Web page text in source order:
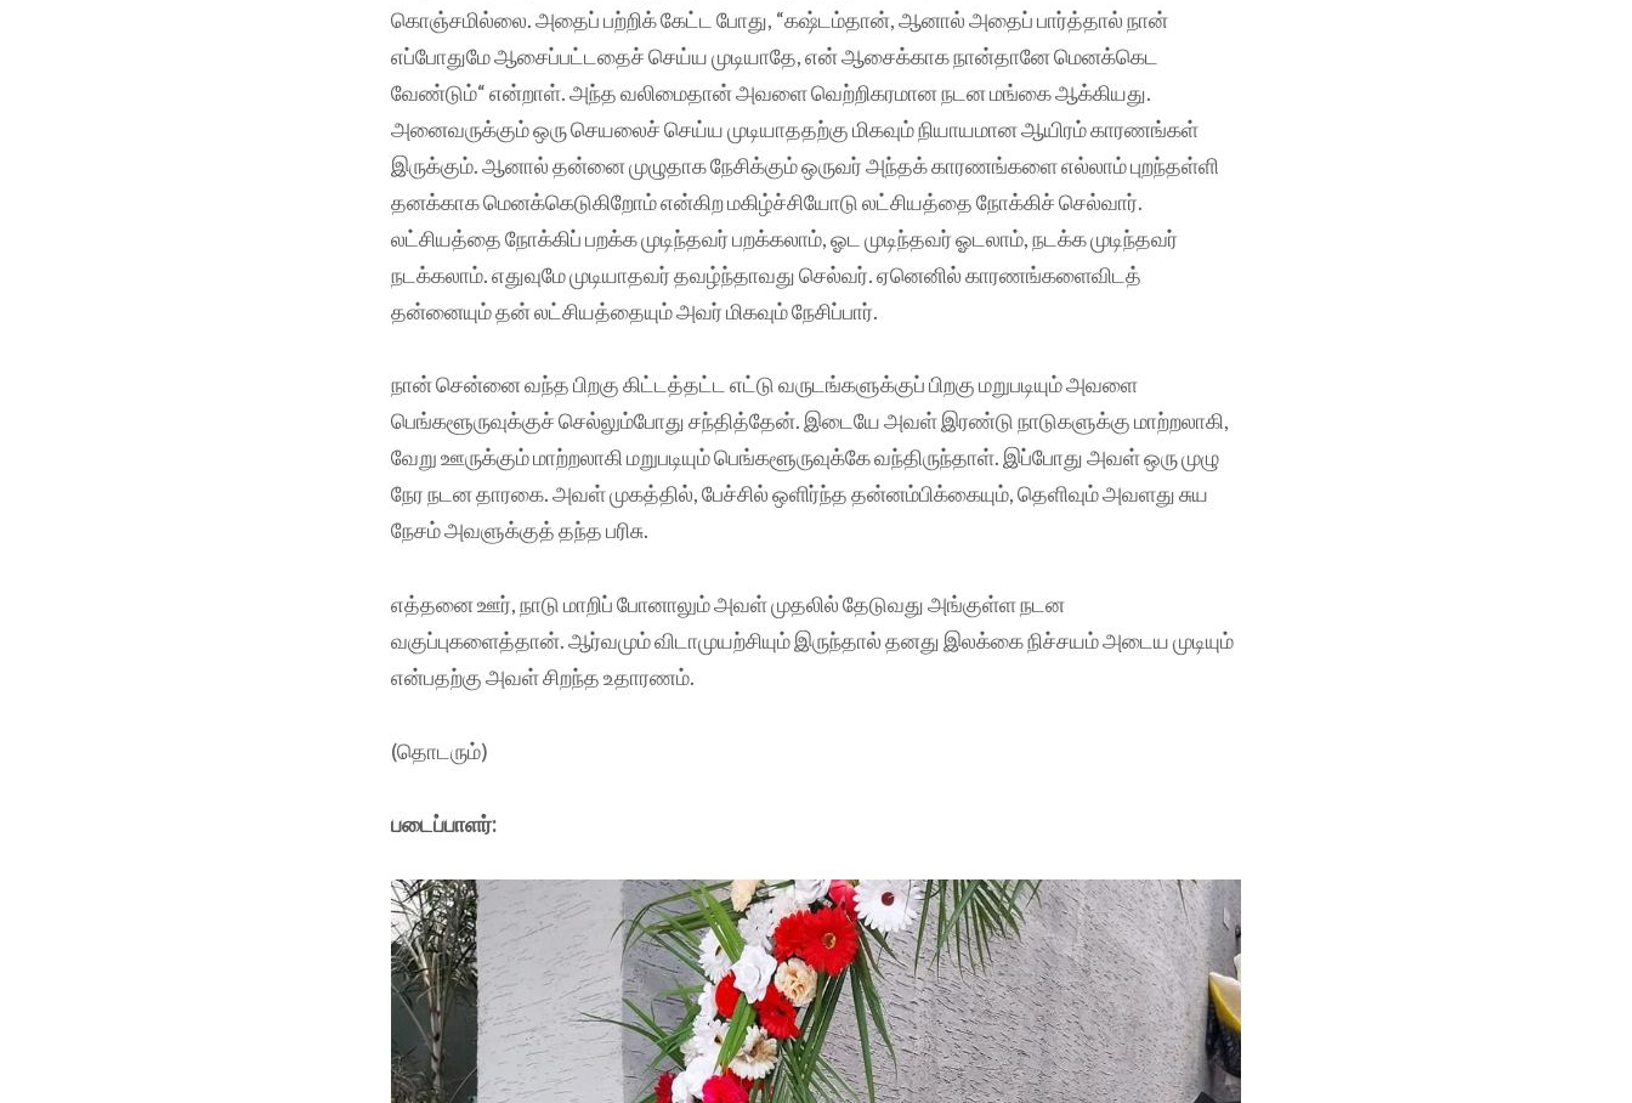
கொஞ்சமில்லை. அதைப் பற்றிக் கேட்ட போது, “கஷ்டம்தான், ஆனால் அதைப் பார்த்தால் நான்
எப்போதுமே ஆசைப்பட்டதைச் செய்ய முடியாதே, என் ஆசைக்காக நான்தானே மெனக்கெட
வேண்டும்“ என்றாள். அந்த வலிமைதான் அவளை வெற்றிகரமான நடன மங்கை ஆக்கியது.
அனைவருக்கும் ஒரு செயலைச் செய்ய முடியாததற்கு மிகவும் நியாயமான ஆயிரம் காரணங்கள்
இருக்கும். ஆனால் தன்னை முழுதாக நேசிக்கும் ஒருவர் அந்தக் காரணங்களை எல்லாம் புறந்தள்ளி
தனக்காக மெனக்கெடுகிறோம் என்கிற மகிழ்ச்சியோடு லட்சியத்தை நோக்கிச் செல்வார்.
லட்சியத்தை நோக்கிப் பறக்க முடிந்தவர் பறக்கலாம், ஓட முடிந்தவர் ஓடலாம், நடக்க முடிந்தவர்
நடக்கலாம். எதுவுமே முடியாதவர் தவழ்ந்தாவது செல்வர். ஏனெனில் காரணங்களைவிடத்
தன்னையும் தன் லட்சியத்தையும் அவர் மிகவும் நேசிப்பார்.
நான் சென்னை வந்த பிறகு கிட்டத்தட்ட எட்டு வருடங்களுக்குப் பிறகு மறுபடியும் அவளை
பெங்களூருவுக்குச் செல்லும்போது சந்தித்தேன். இடையே அவள் இரண்டு நாடுகளுக்கு மாற்றலாகி,
வேறு ஊருக்கும் மாற்றலாகி மறுபடியும் பெங்களூருவுக்கே வந்திருந்தாள். இப்போது அவள் ஒரு முழு
நேர நடன தாரகை. அவள் முகத்தில், பேச்சில் ஒளிர்ந்த தன்னம்பிக்கையும், தெளிவும் அவளது சுய
நேசம் அவளுக்குத் தந்த பரிசு.
எத்தனை ஊர், நாடு மாறிப் போனாலும் அவள் முதலில் தேடுவது அங்குள்ள நடன
வகுப்புகளைத்தான். ஆர்வமும் விடாமுயற்சியும் இருந்தால் தனது இலக்கை நிச்சயம் அடைய முடியும்
என்பதற்கு அவள் சிறந்த உதாரணம்.
(தொடரும்)
படைப்பாளர்: